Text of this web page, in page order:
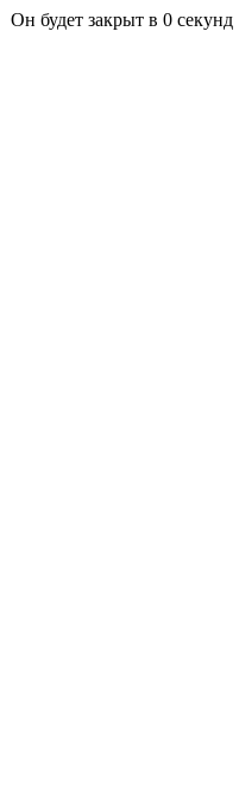
Он будет закрыт в 0 секунд